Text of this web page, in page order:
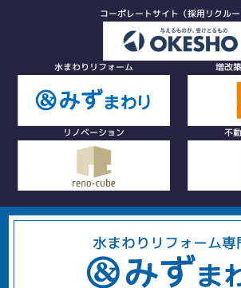
コーポレートサイト（採用リクルー
水まわりリフォーム 増改
リノベーション 不
水まわりリフォーム専